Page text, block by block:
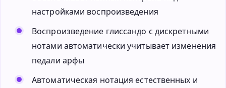
настройками воспроизведения
Воспроизведение глиссандо с дискретными
нотами автоматически учитывает изменения
педали арфы
Автоматическая нотация естественных и